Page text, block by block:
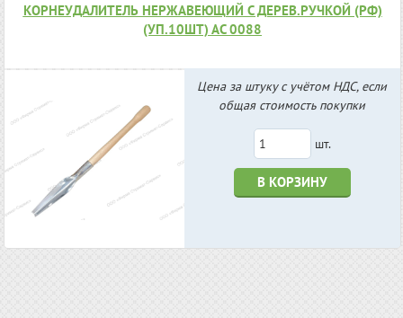
КОРНЕУДАЛИТЕЛЬ НЕРЖАВЕЮЩИЙ С ДЕРЕВ.РУЧКОЙ (РФ)
(УП.10ШТ) АС 0088
Цена за штуку с учётом НДС, если
общая стоимость покупки
шт.
В КОРЗИНУ